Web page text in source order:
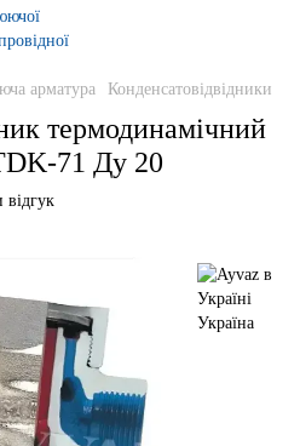
арматура Конденсатовідвідники
термодинамічний
71 Ду 20